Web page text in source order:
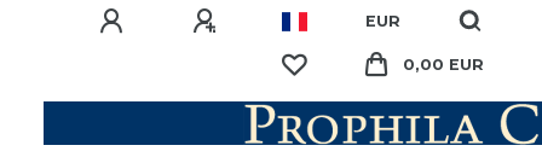
EUR
0,00 EUR